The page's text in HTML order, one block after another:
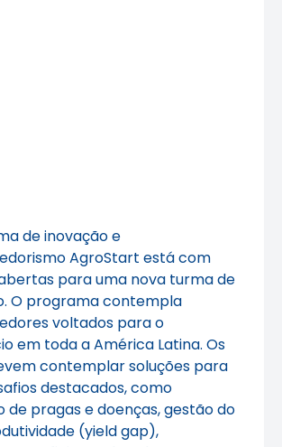
de inovação e
AgroStart está com
para uma nova turma de
O programa contempla
voltados para o
em toda a América Latina. Os
contemplar soluções para
destacados, como
de pragas e doenças, gestão do
(yield gap),